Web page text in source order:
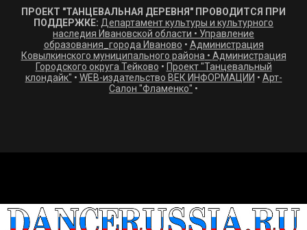
ПРОЕКТ "ТАНЦЕВАЛЬНАЯ ДЕРЕВНЯ" ПРОВОДИТСЯ ПРИ
ПОДДЕРЖКЕ: Департамент культуры и культурного
наследия Ивановской области • Управление
образования_города Иваново • Администрация
Ковылкинского муниципального района • Администрация
Городского округа Тейково • Проект "Танцевальный
клондайк" • WEB-издательство ВЕК ИНФОРМАЦИИ • Арт-
Салон "Фламенко" •